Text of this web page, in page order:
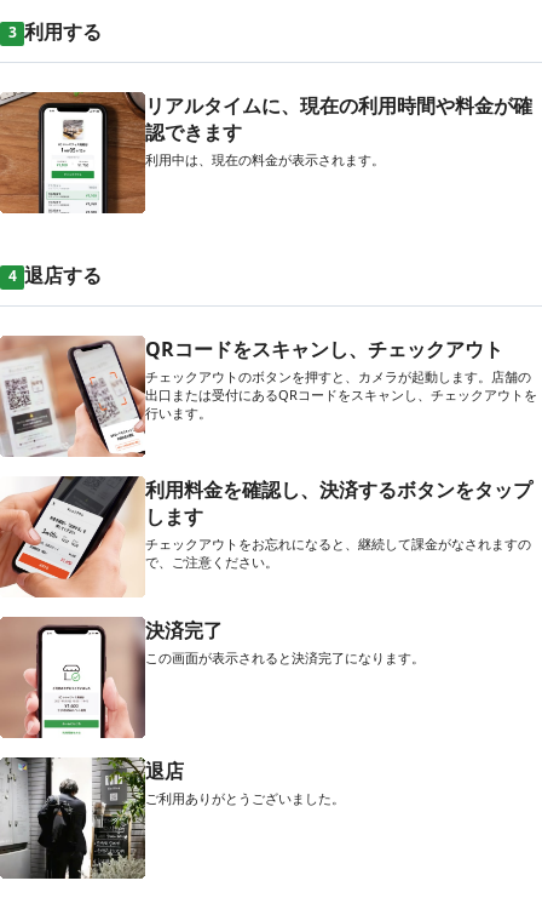
3 利用する
リアルタイムに、現在の利用時間や料金が確
認できます
利用中は、現在の料金が表示されます。
4 退店する
QRコードをスキャンし、チェックアウト
チェックアウトのボタンを押すと、カメラが起動します。店舗の
出口または受付にあるQRコードをスキャンし、チェックアウトを
行います。
利用料金を確認し、決済するボタンをタップ
します
チェックアウトをお忘れになると、継続して課金がなされますの
で、ご注意ください。
決済完了
この画面が表示されると決済完了になります。
退店
ご利用ありがとうございました。